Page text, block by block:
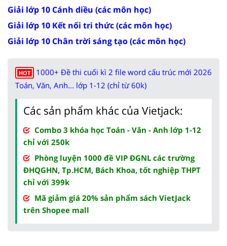
Giải lớp 10 Cánh diều (các môn học)
Giải lớp 10 Kết nối tri thức (các môn học)
Giải lớp 10 Chân trời sáng tạo (các môn học)
HOT
1000+ Đề thi cuối kì 2 file word cấu trúc mới 2026
Toán, Văn, Anh... lớp 1-12 (chỉ từ 60k)
Các sản phẩm khác của Vietjack:
Combo 3 khóa học Toán - Văn - Anh lớp 1-12
chỉ với 250k
Phòng luyện 1000 đề VIP ĐGNL các trường
ĐHQGHN, Tp.HCM, Bách Khoa, tốt nghiệp THPT
chỉ với 399k
Mã giảm giá 20% sản phẩm sách VietJack
trên Shopee mall